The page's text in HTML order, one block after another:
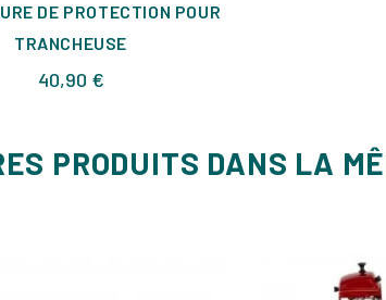
DE PROTECTION POUR
TRANCHEUSE
40,90 €Prix
PRODUITS DANS LA